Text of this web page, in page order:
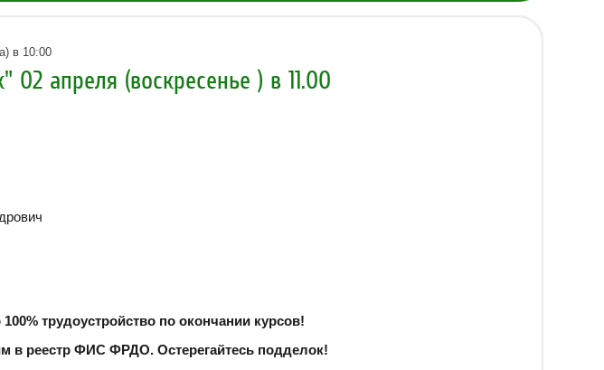
в 10:00
02 апреля (воскресенье ) в 11.00
трудоустройство по окончании курсов!
в реестр ФИС ФРДО. Остерегайтесь подделок!